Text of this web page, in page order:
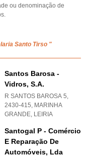
ou denominação de
Santo Tirso "
Santos Barosa -
Vidros, S.a.
R SANTOS BAROSA 5,
2430-415, MARINHA
GRANDE, LEIRIA
Santogal P - Comércio
E Reparação De
Automóveis, Lda